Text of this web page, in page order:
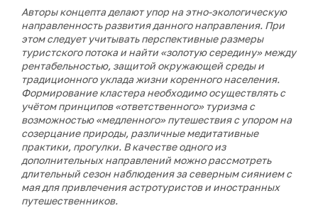
Авторы концепта делают упор на этно-экологическую
направленность развития данного направления. При
этом следует учитывать перспективные размеры
туристского потока и найти «золотую середину» между
рентабельностью, защитой окружающей среды и
традиционного уклада жизни коренного населения.
Формирование кластера необходимо осуществлять с
учётом принципов «ответственного» туризма с
возможностью «медленного» путешествия с упором на
созерцание природы, различные медитативные
практики, прогулки. В качестве одного из
дополнительных направлений можно рассмотреть
длительный сезон наблюдения за северным сиянием с
мая для привлечения астротуристов и иностранных
путешественников.